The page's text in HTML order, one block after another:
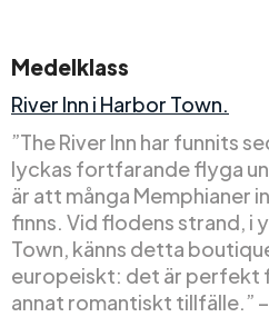
Medelklass
River Inn i Harbor Town.
”The River Inn har funnits
lyckas fortfarande flyga
är att många Memphianer
finns. Vid flodens strand, i
Town, känns detta
europeiskt: det är perfekt
annat romantiskt tillfälle.”